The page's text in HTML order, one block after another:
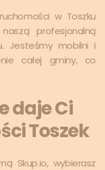
w Toszku
profesjonalną
Jesteśmy mobilni i
całej gminy, co
daje Ci
Toszek
Skup.io, wybierasz